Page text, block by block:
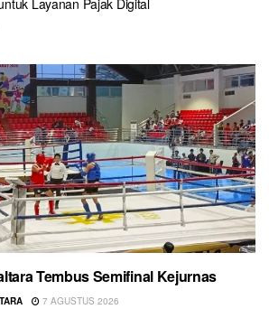
Layanan Pajak Digital
Tembus Semifinal Kejurnas
7 AGUSTUS 2026